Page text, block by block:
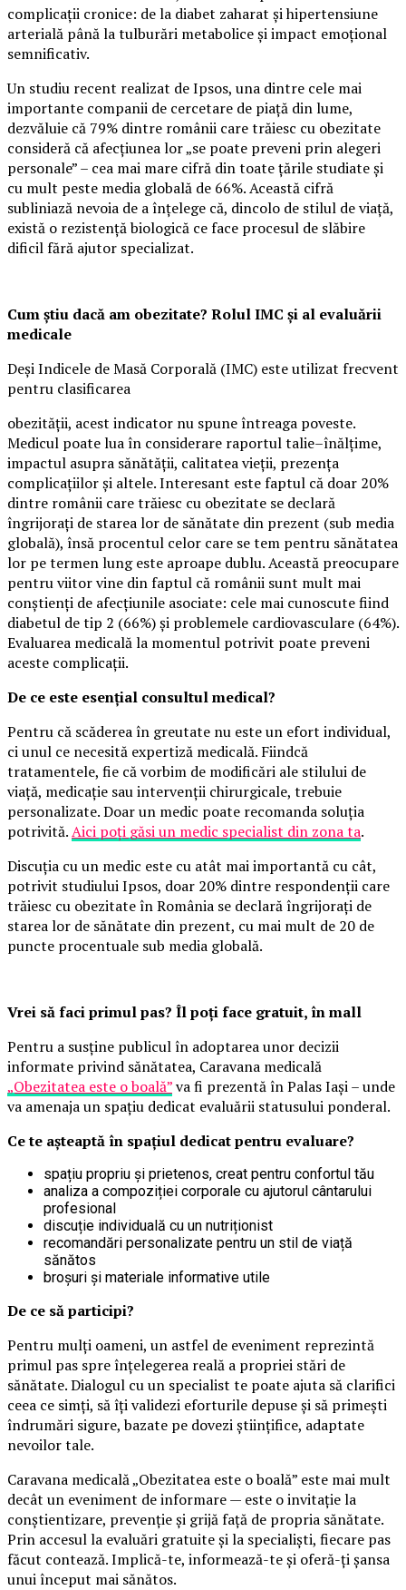
complicații cronice: de la diabet zaharat și hipertensiune
arterială până la tulburări metabolice și impact emoțional
semnificativ.
Un studiu recent realizat de Ipsos, una dintre cele mai
importante companii de cercetare de piață din lume,
dezvăluie că 79% dintre românii care trăiesc cu obezitate
consideră că afecțiunea lor „se poate preveni prin alegeri
personale” – cea mai mare cifră din toate țările studiate și
cu mult peste media globală de 66%. Această cifră
subliniază nevoia de a înțelege că, dincolo de stilul de viață,
există o rezistență biologică ce face procesul de slăbire
dificil fără ajutor specializat.
Cum știu dacă am obezitate? Rolul IMC și al evaluării
medicale
Deși Indicele de Masă Corporală (IMC) este utilizat frecvent
pentru clasificarea
obezității, acest indicator nu spune întreaga poveste.
Medicul poate lua în considerare raportul talie–înălțime,
impactul asupra sănătății, calitatea vieții, prezența
complicațiilor și altele. Interesant este faptul că doar 20%
dintre românii care trăiesc cu obezitate se declară
îngrijorați de starea lor de sănătate din prezent (sub media
globală), însă procentul celor care se tem pentru sănătatea
lor pe termen lung este aproape dublu. Această preocupare
pentru viitor vine din faptul că românii sunt mult mai
conștienți de afecțiunile asociate: cele mai cunoscute fiind
diabetul de tip 2 (66%) și problemele cardiovasculare (64%).
Evaluarea medicală la momentul potrivit poate preveni
aceste complicații.
De ce este esențial consultul medical?
Pentru că scăderea în greutate nu este un efort individual,
ci unul ce necesită expertiză medicală. Fiindcă
tratamentele, fie că vorbim de modificări ale stilului de
viață, medicație sau intervenții chirurgicale, trebuie
personalizate. Doar un medic poate recomanda soluția
potrivită.Aici poți găsi un medic specialist din zona ta.
Discuția cu un medic este cu atât mai importantă cu cât,
potrivit studiului Ipsos, doar 20% dintre respondenții care
trăiesc cu obezitate în România se declară îngrijorați de
starea lor de sănătate din prezent, cu mai mult de 20 de
puncte procentuale sub media globală.
Vrei să faci primul pas? Îl poți face gratuit, în mall
Pentru a susține publicul în adoptarea unor decizii
informate privind sănătatea, Caravana medicală
„Obezitatea este o boală”va fi prezentă în Palas Iași – unde
va amenaja un spațiu dedicat evaluării statusului ponderal.
Ce te așteaptă în spațiul dedicat pentru evaluare?
spațiu propriu și prietenos, creat pentru confortul tău
analiza a compoziției corporale cu ajutorul cântarului
profesional
discuție individuală cu un nutriționist
recomandări personalizate pentru un stil de viață
sănătos
broșuri și materiale informative utile
De ce să participi?
Pentru mulți oameni, un astfel de eveniment reprezintă
primul pas spre înțelegerea reală a propriei stări de
sănătate. Dialogul cu un specialist te poate ajuta să clarifici
ceea ce simți, să îți validezi eforturile depuse și să primești
îndrumări sigure, bazate pe dovezi științifice, adaptate
nevoilor tale.
Caravana medicală „Obezitatea este o boală” este mai mult
decât un eveniment de informare — este o invitație la
conștientizare, prevenție și grijă față de propria sănătate.
Prin accesul la evaluări gratuite și la specialiști, fiecare pas
făcut contează. Implică-te, informează-te și oferă-ți șansa
unui început mai sănătos.